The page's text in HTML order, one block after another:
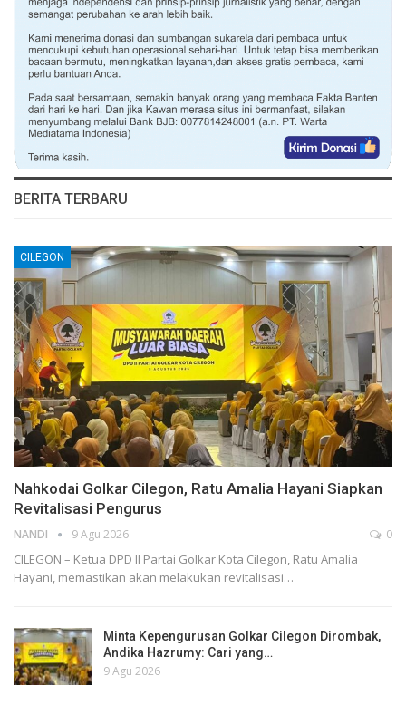
BERITA TERBARU
CILEGON
Nahkodai Golkar Cilegon, Ratu Amalia Hayani Siapkan
Revitalisasi Pengurus
NANDI 9 Agu 2026 0
CILEGON – Ketua DPD II Partai Golkar Kota Cilegon, Ratu Amalia
Hayani, memastikan akan melakukan revitalisasi…
Minta Kepengurusan Golkar Cilegon Dirombak,
Andika Hazrumy: Cari yang…
9 Agu 2026